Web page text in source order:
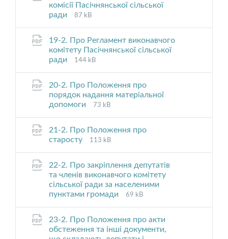
комісії Пасічнянської сільської
ради
File
File
87 kB
19-2. Про Регламент виконавчого
комітету Пасічнянської сільської
ради
File
File
144 kB
20-2. Про Положення про
порядок надання матеріальної
допомоги
File
File
73 kB
21-2. Про Положення про
старосту
File
File
113 kB
22-2. Про закріплення депутатів
та членів виконавчого комітету
сільської ради за населеними
пунктами громади
File
File
69 kB
23-2. Про Положення про акти
обстеження та інші документи,